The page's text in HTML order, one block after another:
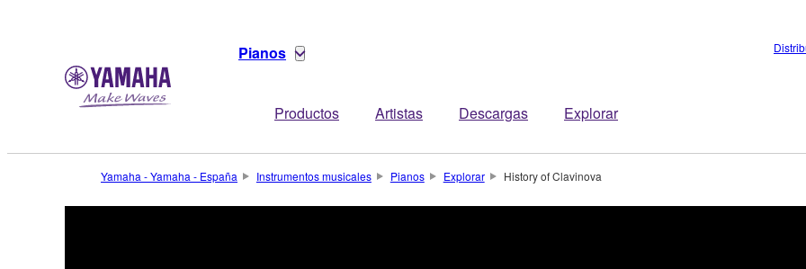
Pianos
Productos Artistas Descargas Explorar
Yamaha - Yamaha - España Instrumentos musicales Pianos Explorar History of Clavinova